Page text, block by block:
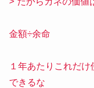
金額÷余命
１年あたりこれだ
できるな